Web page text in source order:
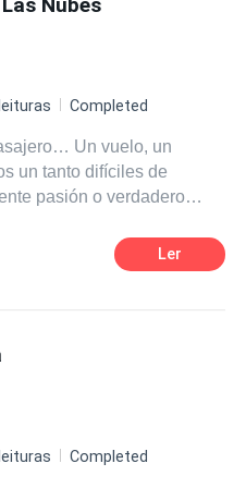
only one would truly rise
Completed
Un vuelo, un
un tanto difíciles de
pasión o verdadero
No solo el pasado de
lo que sienten uno por el
superar sus pasados?
O PARCIAL DE ESTE
LA HISTORIA ESTA
Ler
Completed